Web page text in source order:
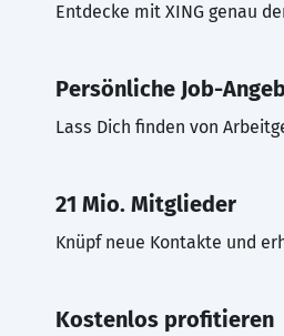
Entdecke mit XING genau
Persönliche Job-
Lass Dich finden von
21 Mio. Mitglieder
Knüpf neue Kontakte und
Kostenlos profitieren